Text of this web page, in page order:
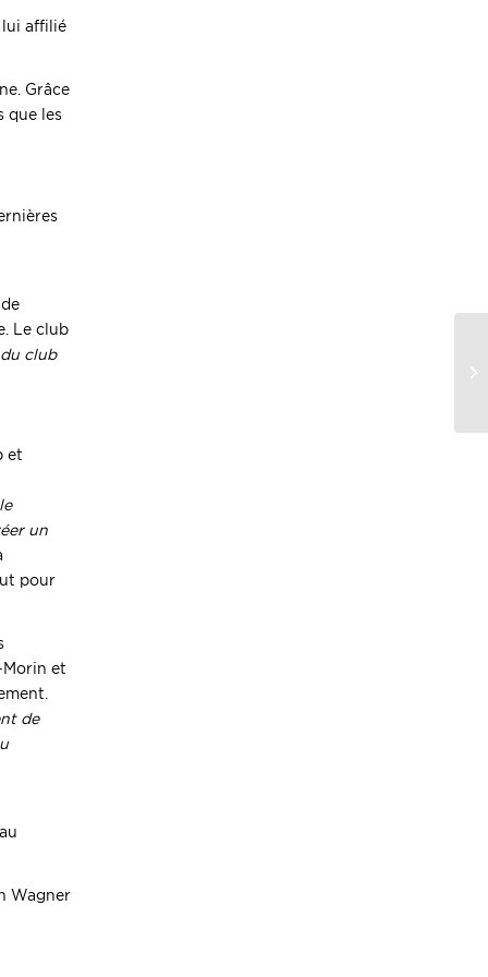
lui affilié
Grâce
que les
Le club
club
et
un
pour
et
de
Wagner